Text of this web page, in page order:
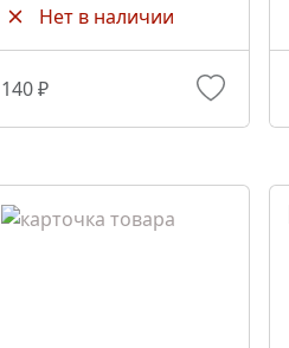
Нет в наличии
140 ₽